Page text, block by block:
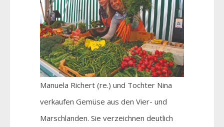
Manuela Richert (re.) und Tochter Nina
verkaufen Gemüse aus den Vier- und
Marschlanden. Sie verzeichnen deutlich